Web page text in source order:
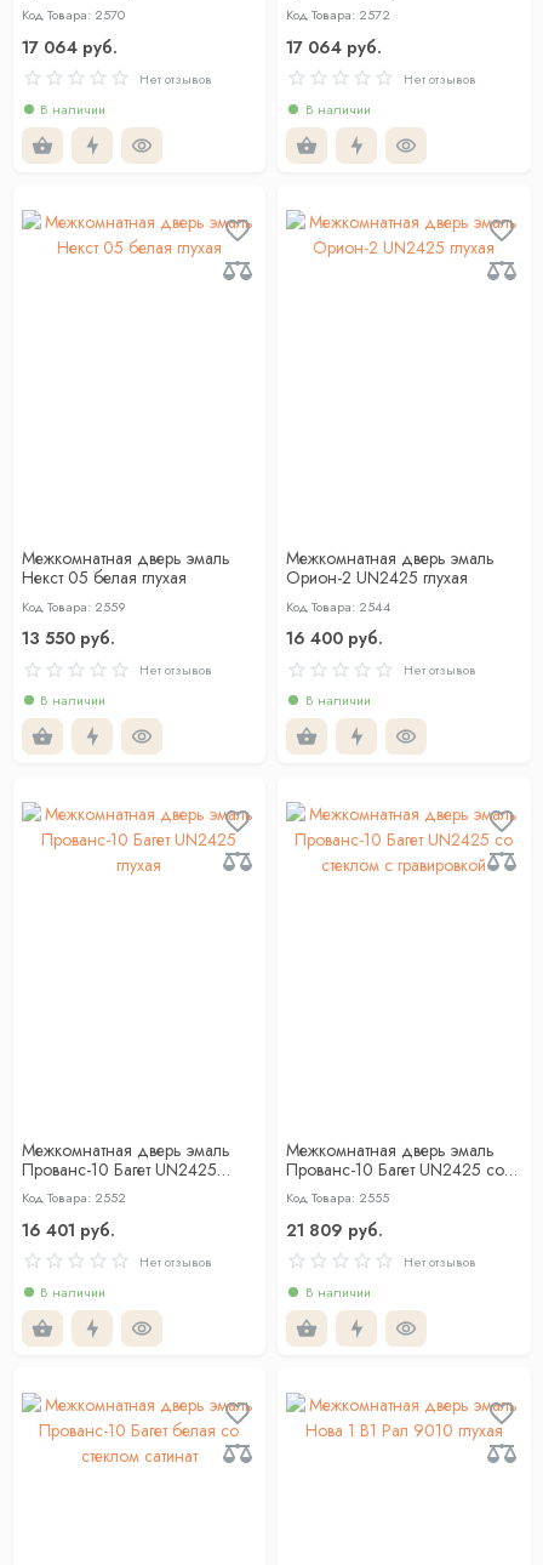
Код Товара: 2570
17 064 руб.
Нет отзывов
В наличии
Код Товара: 2572
17 064 руб.
Нет отзывов
В наличии
Межкомнатная дверь эмаль
Некст 05 белая глухая
Код Товара: 2559
13 550 руб.
Нет отзывов
В наличии
Межкомнатная дверь эмаль
Орион-2 UN2425 глухая
Код Товара: 2544
16 400 руб.
Нет отзывов
В наличии
Межкомнатная дверь эмаль
Прованс-10 Багет UN2425
глухая
Код Товара: 2552
16 401 руб.
Нет отзывов
В наличии
Межкомнатная дверь эмаль
Прованс-10 Багет UN2425 со
стеклом с гравировкой
Код Товара: 2555
21 809 руб.
Нет отзывов
В наличии